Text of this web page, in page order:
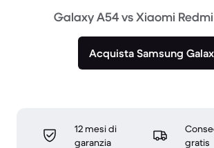
Galaxy A54 vs Xiaomi Redmi
Acquista Samsung
12 mesi di
garanzia
gratis